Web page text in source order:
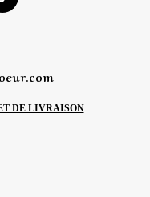
DE LIVRAISON